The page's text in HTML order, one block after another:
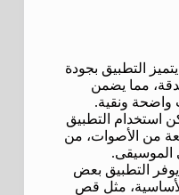
يتميز التطبيق بجودة
مما يضمن
ونقية.
استخدام التطبيق
من الأصوات، من
الموسيقى.
يوفر التطبيق بعض
مثل قص